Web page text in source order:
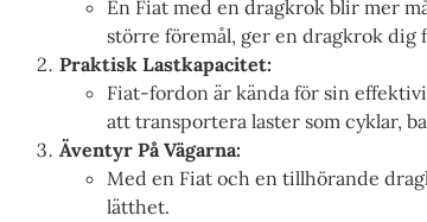
En Fiat med en dragkrok blir mer
större föremål, ger en dragkrok dig
Praktisk Lastkapacitet:
Fiat-fordon är kända för sin
att transportera laster som cyklar,
Äventyr På Vägarna:
Med en Fiat och en tillhörande
lätthet.